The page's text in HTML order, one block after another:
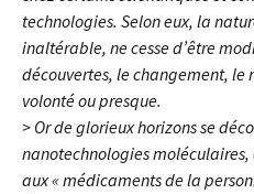
technologies. Selon eux, la
inaltérable, ne cesse d’être
découvertes, le changement, le
volonté ou presque.
> Or de glorieux horizons se
nanotechnologies
aux « médicaments de la